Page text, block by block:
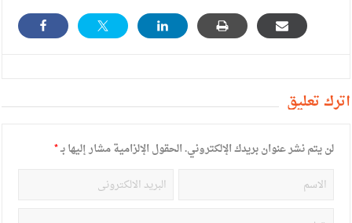
أترك تعليق
لن يتم نشر عنوان بريدك الإلكتروني.الحقول الإلزامية مشار إليها بـ*